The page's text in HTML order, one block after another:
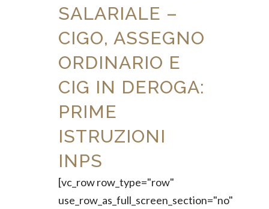
SALARIALE –
CIGO, ASSEGNO
ORDINARIO E
CIG IN DEROGA:
PRIME
ISTRUZIONI
INPS
[vc_row row_type="row"
use_row_as_full_screen_section="no"